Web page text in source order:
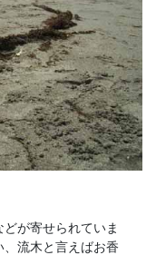
が寄せられていま
流木と言えばお香